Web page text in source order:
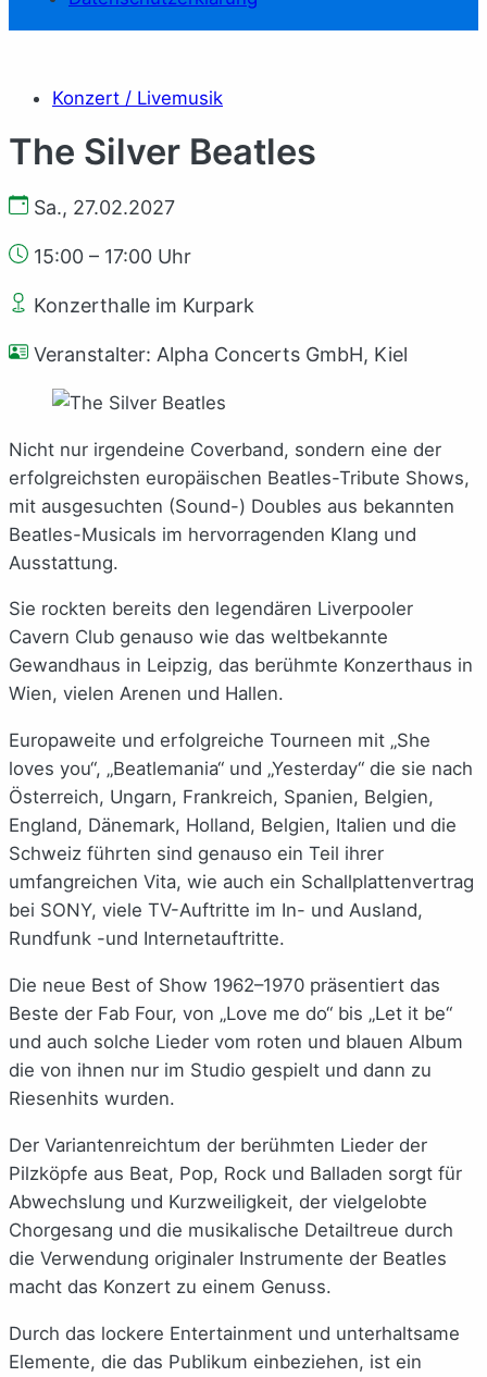
Konzert / Livemusik
The Silver Beatles
Sa., 27.02.2027
15:00 – 17:00 Uhr
Konzerthalle im Kurpark
Veranstalter: Alpha Concerts GmbH, Kiel
Nicht nur irgendeine Coverband, sondern eine der
erfolgreichsten europäischen Beatles-Tribute Shows,
mit ausgesuchten (Sound-) Doubles aus bekannten
Beatles-Musicals im hervorragenden Klang und
Ausstattung.
Sie rockten bereits den legendären Liverpooler
Cavern Club genauso wie das weltbekannte
Gewandhaus in Leipzig, das berühmte Konzerthaus in
Wien, vielen Arenen und Hallen.
Europaweite und erfolgreiche Tourneen mit „She
loves you“, „Beatlemania“ und „Yesterday“ die sie nach
Österreich, Ungarn, Frankreich, Spanien, Belgien,
England, Dänemark, Holland, Belgien, Italien und die
Schweiz führten sind genauso ein Teil ihrer
umfangreichen Vita, wie auch ein Schallplattenvertrag
bei SONY, viele TV-Auftritte im In- und Ausland,
Rundfunk -und Internetauftritte.
Die neue Best of Show 1962–1970 präsentiert das
Beste der Fab Four, von „Love me do“ bis „Let it be“
und auch solche Lieder vom roten und blauen Album
die von ihnen nur im Studio gespielt und dann zu
Riesenhits wurden.
Der Variantenreichtum der berühmten Lieder der
Pilzköpfe aus Beat, Pop, Rock und Balladen sorgt für
Abwechslung und Kurzweiligkeit, der vielgelobte
Chorgesang und die musikalische Detailtreue durch
die Verwendung originaler Instrumente der Beatles
macht das Konzert zu einem Genuss.
Durch das lockere Entertainment und unterhaltsame
Elemente, die das Publikum einbeziehen, ist ein